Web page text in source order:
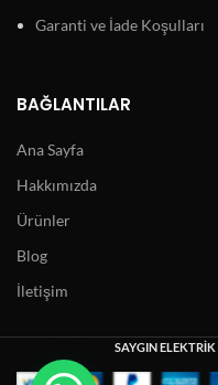
Garanti ve İade Koşulları
BAĞLANTILAR
Ana Sayfa
Hakkımızda
Ürünler
Blog
İletişim
SAYGIN ELEKTRİK